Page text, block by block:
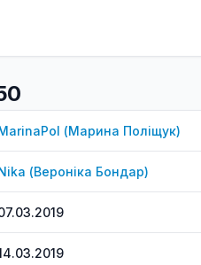
(Марина Поліщук)
(Вероніка Бондар)